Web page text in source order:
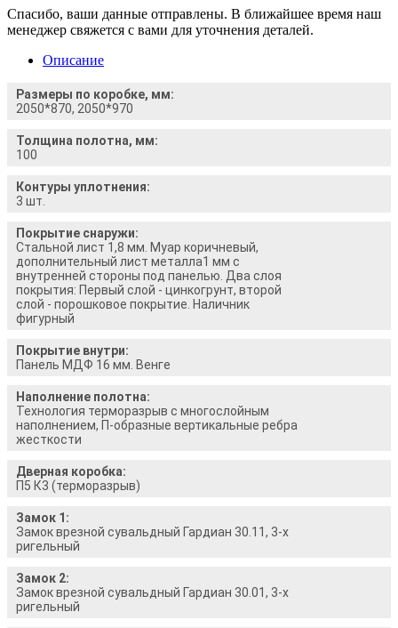
Спасибо, ваши данные отправлены. В ближайшее время наш
менеджер свяжется с вами для уточнения деталей.
Описание
Размеры по коробке, мм:
2050*870, 2050*970
Толщина полотна, мм:
100
Контуры уплотнения:
3 шт.
Покрытие снаружи:
Стальной лист 1,8 мм. Муар коричневый,
дополнительный лист металла1 мм с
внутренней стороны под панелью. Два слоя
покрытия: Первый слой - цинкогрунт, второй
слой - порошковое покрытие. Наличник
фигурный
Покрытие внутри:
Панель МДФ 16 мм. Венге
Наполнение полотна:
Технология терморазрыв с многослойным
наполнением, П-образные вертикальные ребра
жесткости
Дверная коробка:
П5 К3 (терморазрыв)
Замок 1:
Замок врезной сувальдный Гардиан 30.11, 3-х
ригельный
Замок 2:
Замок врезной сувальдный Гардиан 30.01, 3-х
ригельный